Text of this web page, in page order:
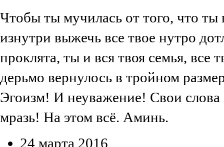
Чтобы ты мучилась от того, что ты
изнутри выжечь все твое нутро
проклята, ты и вся твоя семья, все
дерьмо вернулось в тройном
Эгоизм! И неуважение! Свои слова
мразь! На этом всё. Аминь.
24 марта 2016